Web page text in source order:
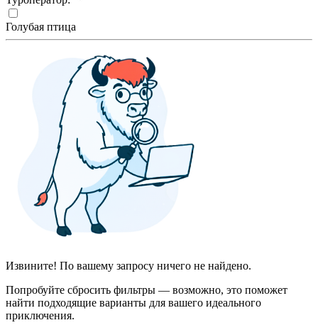
Голубая птица
Извините! По вашему запросу ничего не найдено.
Попробуйте сбросить фильтры — возможно, это поможет
найти подходящие варианты для вашего идеального
приключения.